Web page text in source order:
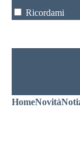
Ricordami
HomeNovità